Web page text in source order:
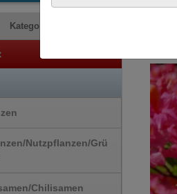
Kategorien
Nutzpflanzen/Grü
Chilisamen